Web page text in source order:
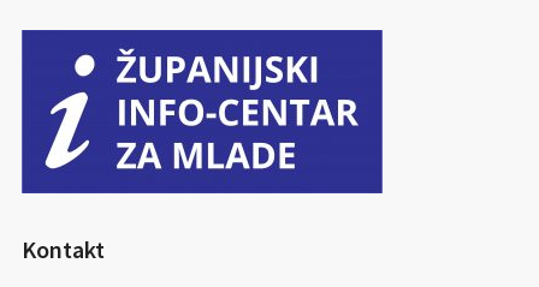
Kontakt